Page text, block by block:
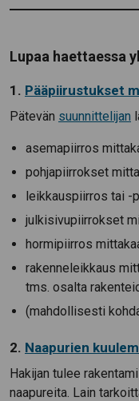
Lupaa haettaessa
1. Pääpiirustukset
Pätevän suunnittelijan
asemapiirros
pohjapiirrokset
leikkauspiirros tai -
julkisivupiirrokset
hormipiirros
rakenneleikkaus
tms. osalta
(mahdollisesti
2. Naapurien
Hakijan tulee
naapureita. Lain